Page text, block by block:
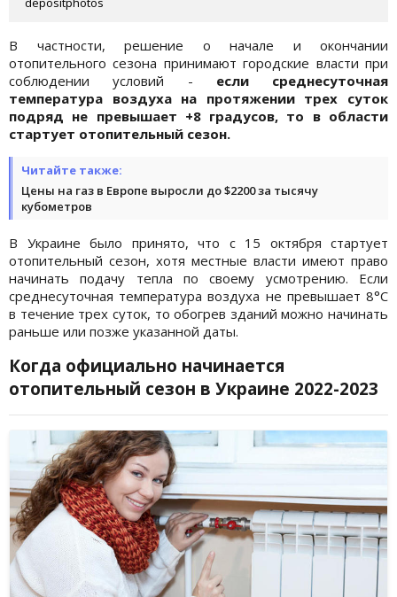
В частности, решение о начале и окончании
отопительного сезона принимают городские власти при
соблюдении условий - если среднесуточная
температура воздуха на протяжении трех суток
подряд не превышает +8 градусов, то в области
стартует отопительный сезон.
Читайте также:
Цены на газ в Европе выросли до $2200 за тысячу
кубометров
В Украине было принято, что с 15 октября стартует
отопительный сезон, хотя местные власти имеют право
начинать подачу тепла по своему усмотрению. Если
среднесуточная температура воздуха не превышает 8°С
в течение трех суток, то обогрев зданий можно начинать
раньше или позже указанной даты.
Когда официально начинается
отопительный сезон в Украине 2022-2023